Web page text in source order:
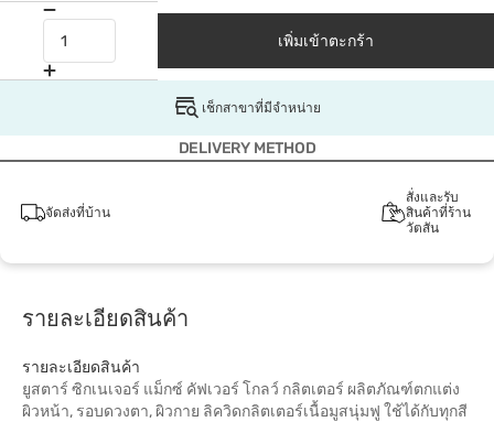
เพิ่มเข้าตะกร้า
เช็กสาขาที่มีจำหน่าย
DELIVERY METHOD
จัดส่งที่บ้าน
สั่งและรับ
สินค้าที่ร้าน
วัตสัน
รายละเอียดสินค้า
รายละเอียดสินค้า
ยูสตาร์ ซิกเนเจอร์ แม็กซ์ คัฟเวอร์ โกลว์ กลิตเตอร์ ผลิตภัณฑ์ตกแต่ง
ผิวหน้า, รอบดวงตา, ผิวกาย ลิควิดกลิตเตอร์เนื้อมูสนุ่มฟู ใช้ได้กับทุกสี